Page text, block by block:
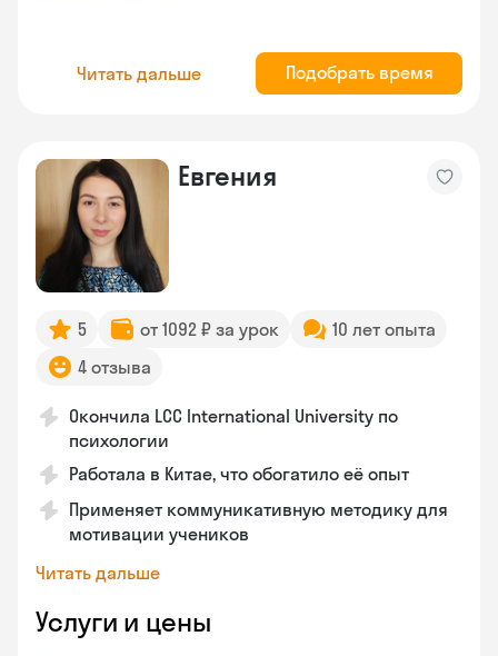
Читать дальше Подобрать время
Евгения
5 от 1092 ₽ за урок
10 лет опыта
4 отзыва
Окончила LCC International University по
психологии
Работала в Китае, что обогатило её опыт
Применяет коммуникативную методику для
мотивации учеников
Читать дальше
Услуги и цены